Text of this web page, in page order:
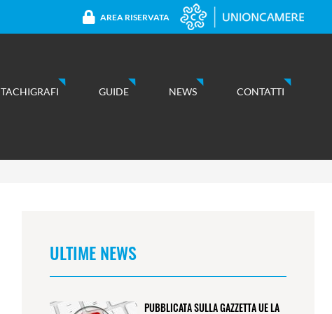
AREA RISERVATA
TACHIGRAFI GUIDE NEWS CONTATTI
ULTIME NEWS
PUBBLICATA SULLA GAZZETTA UE LA